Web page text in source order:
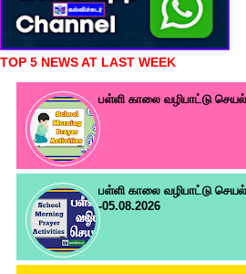
TOP 5 NEWS AT LAST WEEK
பள்ளி காலை வழிபாட்டு
பள்ளி காலை வழிபாட்டு
-05.08.2026